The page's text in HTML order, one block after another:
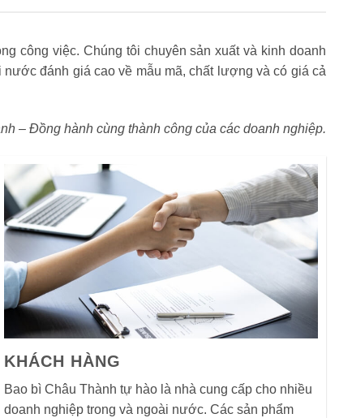
công việc. Chúng tôi chuyên sản xuất và kinh doanh
đánh giá cao về mẫu mã, chất lượng và có giá cả
– Đồng hành cùng thành công của các doanh nghiệp.
KHÁCH HÀNG
Bao bì Châu Thành tự hào là nhà cung cấp cho nhiều
doanh nghiệp trong và ngoài nước. Các sản phẩm